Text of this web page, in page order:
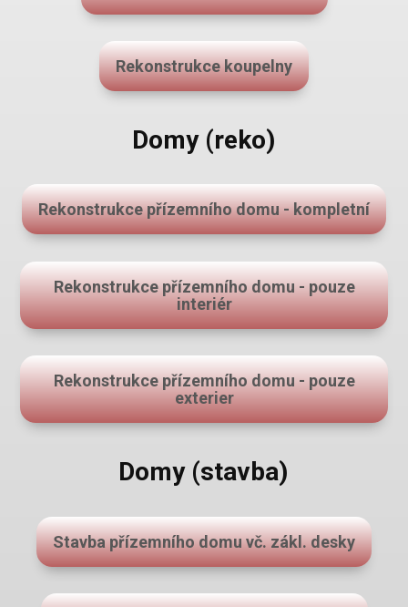
Rekonstrukce koupelny
Domy (reko)
Rekonstrukce přízemního domu - kompletní
Rekonstrukce přízemního domu - pouze
interiér
Rekonstrukce přízemního domu - pouze
exterier
Domy (stavba)
Stavba přízemního domu vč. zákl. desky